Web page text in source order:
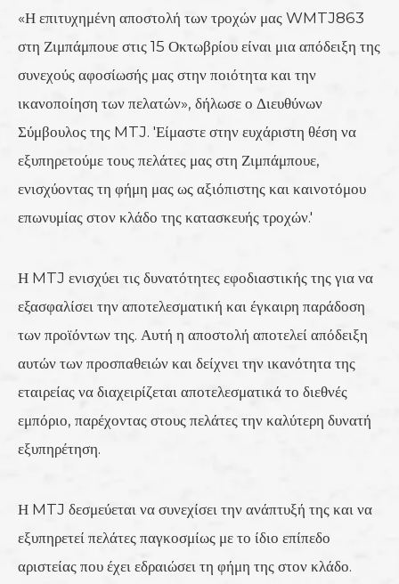
«Η επιτυχημένη αποστολή των τροχών μας WMTJ863
στη Ζιμπάμπουε στις 15 Οκτωβρίου είναι μια απόδειξη της
συνεχούς αφοσίωσής μας στην ποιότητα και την
ικανοποίηση των πελατών», δήλωσε ο Διευθύνων
Σύμβουλος της MTJ. 'Είμαστε στην ευχάριστη θέση να
εξυπηρετούμε τους πελάτες μας στη Ζιμπάμπουε,
ενισχύοντας τη φήμη μας ως αξιόπιστης και καινοτόμου
επωνυμίας στον κλάδο της κατασκευής τροχών.'
Η MTJ ενισχύει τις δυνατότητες εφοδιαστικής της για να
εξασφαλίσει την αποτελεσματική και έγκαιρη παράδοση
των προϊόντων της. Αυτή η αποστολή αποτελεί απόδειξη
αυτών των προσπαθειών και δείχνει την ικανότητα της
εταιρείας να διαχειρίζεται αποτελεσματικά το διεθνές
εμπόριο, παρέχοντας στους πελάτες την καλύτερη δυνατή
εξυπηρέτηση.
Η MTJ δεσμεύεται να συνεχίσει την ανάπτυξή της και να
εξυπηρετεί πελάτες παγκοσμίως με το ίδιο επίπεδο
αριστείας που έχει εδραιώσει τη φήμη της στον κλάδο.